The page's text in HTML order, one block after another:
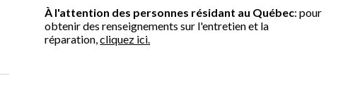
À l'attention des personnes résidant au Québec: pour
obtenir des renseignements sur l'entretien et la
réparation,cliquez ici.